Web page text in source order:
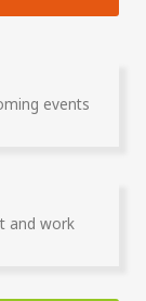
events
and work